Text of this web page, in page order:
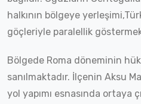
halkının bölgeye
göçleriyle paralellik
Bölgede Roma döneminin
sanılmaktadır. İlçenin Aksu
yol yapımı esnasında ortaya